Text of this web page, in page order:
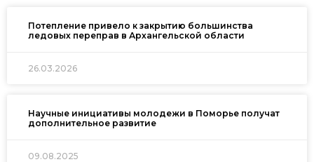
Потепление привело к закрытию большинства
ледовых переправ в Архангельской области
26.03.2026
Научные инициативы молодежи в Поморье получат
дополнительное развитие
09.08.2025